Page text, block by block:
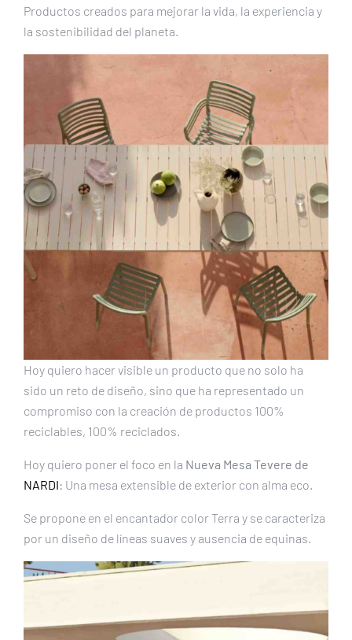
Productos creados para mejorar la vida, la experiencia y
la sostenibilidad del planeta.
Hoy quiero hacer visible un producto que no solo ha
sido un reto de diseño, sino que ha representado un
compromiso con la creación de productos 100%
reciclables, 100% reciclados.
Hoy quiero poner el foco en la Nueva Mesa Tevere de
NARDI: Una mesa extensible de exterior con alma eco.
Se propone en el encantador color Terra y se caracteriza
por un diseño de líneas suaves y ausencia de equinas.